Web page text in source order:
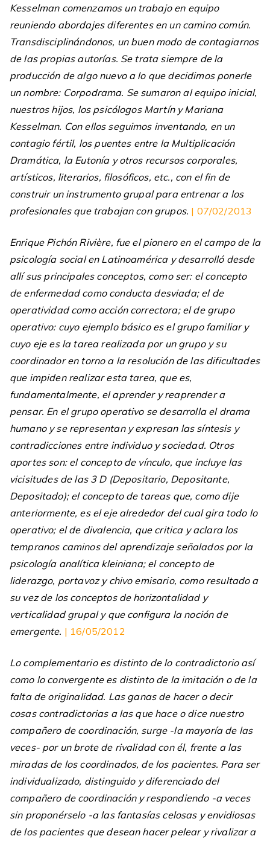
Kesselman comenzamos un trabajo en equipo
reuniendo abordajes diferentes en un camino común.
Transdisciplinándonos, un buen modo de contagiarnos
de las propias autorías. Se trata siempre de la
producción de algo nuevo a lo que decidimos ponerle
un nombre: Corpodrama. Se sumaron al equipo inicial,
nuestros hijos, los psicólogos Martín y Mariana
Kesselman. Con ellos seguimos inventando, en un
contagio fértil, los puentes entre la Multiplicación
Dramática, la Eutonía y otros recursos corporales,
artísticos, literarios, filosóficos, etc., con el fin de
construir un instrumento grupal para entrenar a los
profesionales que trabajan con grupos. | 07/02/2013
Enrique Pichón Rivière, fue el pionero en el campo de la
psicología social en Latinoamérica y desarrolló desde
allí sus principales conceptos, como ser: el concepto
de enfermedad como conducta desviada; el de
operatividad como acción correctora; el de grupo
operativo: cuyo ejemplo básico es el grupo familiar y
cuyo eje es la tarea realizada por un grupo y su
coordinador en torno a la resolución de las dificultades
que impiden realizar esta tarea, que es,
fundamentalmente, el aprender y reaprender a
pensar. En el grupo operativo se desarrolla el drama
humano y se representan y expresan las síntesis y
contradicciones entre individuo y sociedad. Otros
aportes son: el concepto de vínculo, que incluye las
vicisitudes de las 3 D (Depositario, Depositante,
Depositado); el concepto de tareas que, como dije
anteriormente, es el eje alrededor del cual gira todo lo
operativo; el de divalencia, que critica y aclara los
tempranos caminos del aprendizaje señalados por la
psicología analítica kleiniana; el concepto de
liderazgo, portavoz y chivo emisario, como resultado a
su vez de los conceptos de horizontalidad y
verticalidad grupal y que configura la noción de
emergente. | 16/05/2012
Lo complementario es distinto de lo contradictorio así
como lo convergente es distinto de la imitación o de la
falta de originalidad. Las ganas de hacer o decir
cosas contradictorias a las que hace o dice nuestro
compañero de coordinación, surge -la mayoría de las
veces- por un brote de rivalidad con él, frente a las
miradas de los coordinados, de los pacientes. Para ser
individualizado, distinguido y diferenciado del
compañero de coordinación y respondiendo -a veces
sin proponérselo -a las fantasías celosas y envidiosas
de los pacientes que desean hacer pelear y rivalizar a